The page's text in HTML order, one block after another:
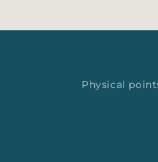
Physical